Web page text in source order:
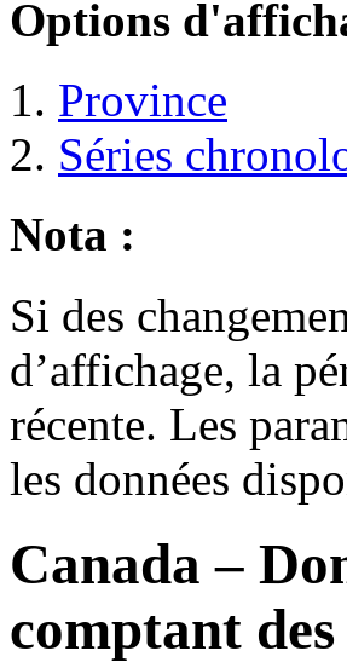
Options
Province
Séries
Nota :
Si des
d’affichage, la
récente. Les
les données
Canada–
comptant des